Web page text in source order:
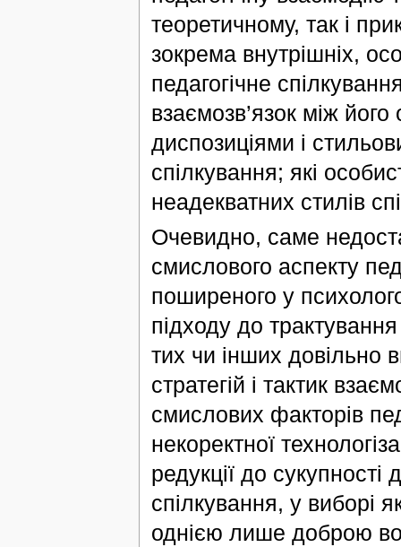
теоретичному, так і
зокрема внутрішніх,
педагогічне
взаємозв’язок між
диспозиціями і
спілкування; які
неадекватних стилів
Очевидно, саме
смислового аспекту
поширеного у
підходу до
тих чи інших довільно
стратегій і тактик
смислових факторів
некоректної
редукції до сукупності
спілкування, у виборі
однією лише доброю